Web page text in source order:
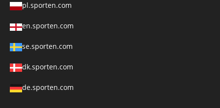
pl.sporten.com
en.sporten.com
se.sporten.com
dk.sporten.com
de.sporten.com